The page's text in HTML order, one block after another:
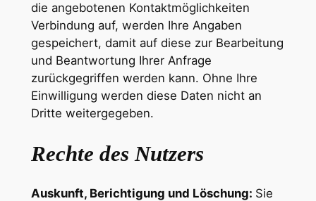
die angebotenen Kontaktmöglichkeiten
Verbindung auf, werden Ihre Angaben
gespeichert, damit auf diese zur Bearbeitung
und Beantwortung Ihrer Anfrage
zurückgegriffen werden kann. Ohne Ihre
Einwilligung werden diese Daten nicht an
Dritte weitergegeben.
Rechte des Nutzers
Auskunft, Berichtigung und Löschung: Sie